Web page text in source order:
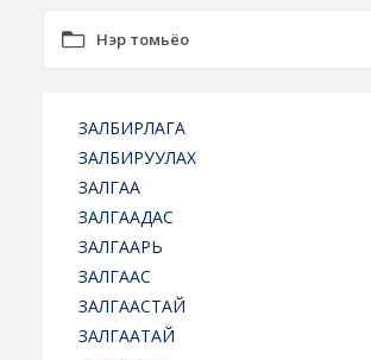
Нэр томьёо
ЗАЛБИРЛАГА
ЗАЛБИРУУЛАХ
ЗАЛГАА
ЗАЛГААДАС
ЗАЛГААРЬ
ЗАЛГААС
ЗАЛГААСТАЙ
ЗАЛГААТАЙ